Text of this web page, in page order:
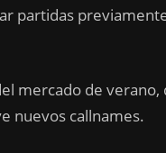
partidas
mercado de
nuevos callnames.